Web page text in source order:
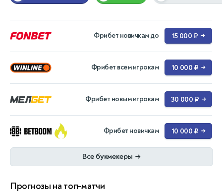
Фрибет новичкам до 15 000 ₽ →
Фрибет всем игрокам 10 000 ₽ →
Фрибет новым игрокам 30 000 ₽ →
Фрибет новичкам 10 000 ₽ →
Все букмекеры →
Прогнозы на топ-матчи